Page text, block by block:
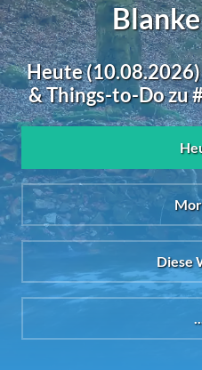
Heute
& Things-to-Do zu
Diese